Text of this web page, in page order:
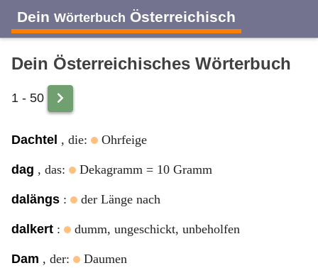
Dein Wörterbuch Österreichisch
B
J K L M N O
S T W Y
Dein Österreichisches Wörterbuch
1 - 50
Dachtel , die: Ohrfeige
dag , das: Dekagramm = 10 Gramm
dalängs : der Länge nach
dalkert : dumm, ungeschickt, unbeholfen
Dam , der: Daumen